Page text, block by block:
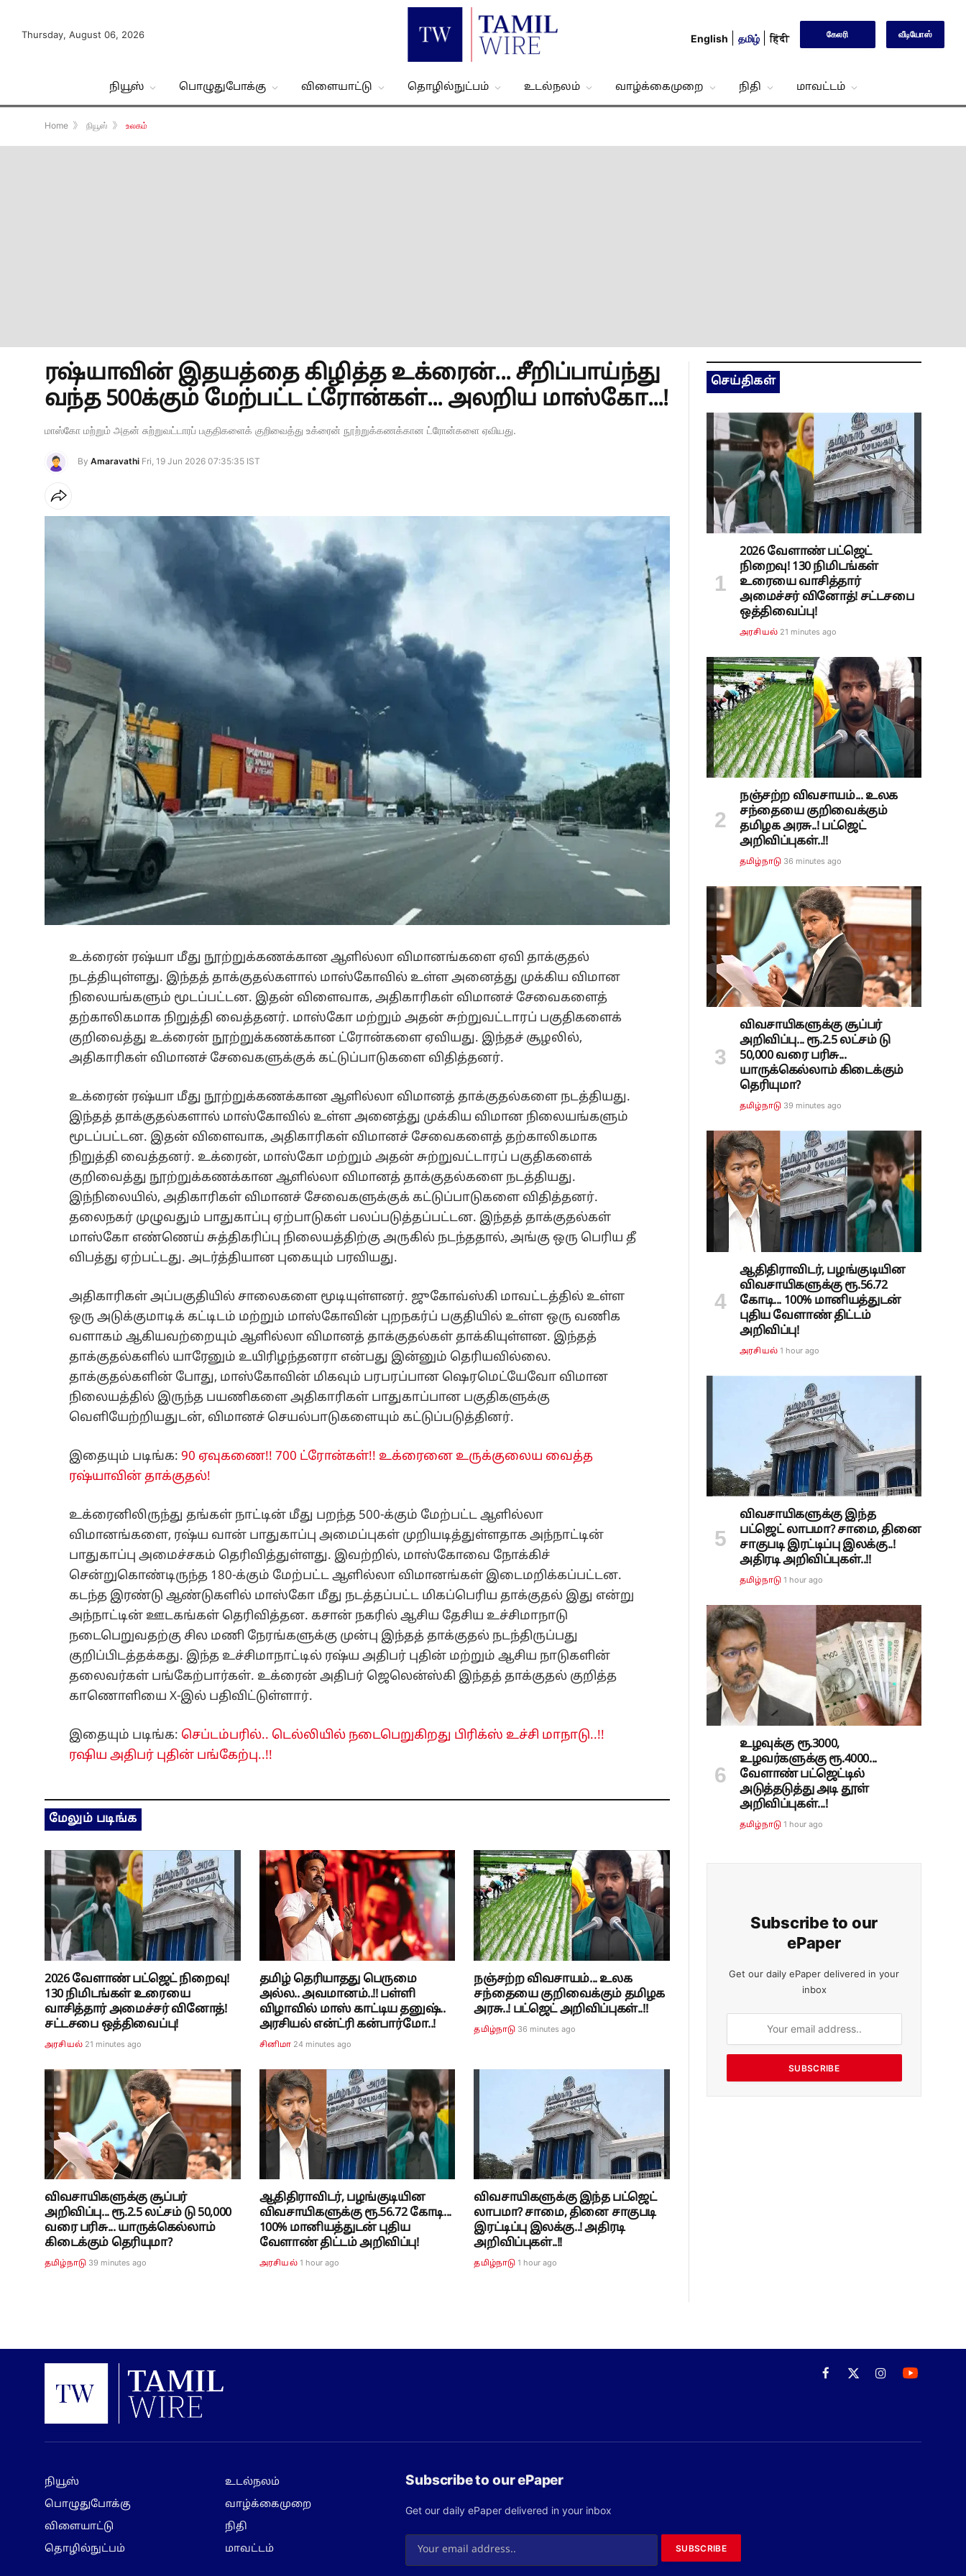
Thursday, August 06, 2026 English தமிழ் हिंदी கேலரி வீடியோஸ்
நியூஸ் பொழுதுபோக்கு விளையாட்டு தொழில்நுட்பம் உடல்நலம் வாழ்க்கைமுறை நிதி மாவட்டம்
Home 》 நியூஸ் 》 உலகம்
ரஷ்யாவின் இதயத்தை கிழித்த உக்ரைன்... சீறிப்பாய்ந்து
வந்த 500க்கும் மேற்பட்ட ட்ரோன்கள்... அலறிய மாஸ்கோ...!
மாஸ்கோ மற்றும் அதன் சுற்றுவட்டாரப் பகுதிகளைக் குறிவைத்து உக்ரைன் நூற்றுக்கணக்கான ட்ரோன்களை ஏவியது.
By Amaravathi Fri, 19 Jun 2026 07:35:35 IST
உக்ரைன் ரஷ்யா மீது நூற்றுக்கணக்கான ஆளில்லா விமானங்களை ஏவி தாக்குதல்
நடத்தியுள்ளது. இந்தத் தாக்குதல்களால் மாஸ்கோவில் உள்ள அனைத்து முக்கிய விமான
நிலையங்களும் மூடப்பட்டன. இதன் விளைவாக, அதிகாரிகள் விமானச் சேவைகளைத்
தற்காலிகமாக நிறுத்தி வைத்தனர். மாஸ்கோ மற்றும் அதன் சுற்றுவட்டாரப் பகுதிகளைக்
குறிவைத்து உக்ரைன் நூற்றுக்கணக்கான ட்ரோன்களை ஏவியது. இந்தச் சூழலில்,
அதிகாரிகள் விமானச் சேவைகளுக்குக் கட்டுப்பாடுகளை விதித்தனர்.
உக்ரைன் ரஷ்யா மீது நூற்றுக்கணக்கான ஆளில்லா விமானத் தாக்குதல்களை நடத்தியது.
இந்தத் தாக்குதல்களால் மாஸ்கோவில் உள்ள அனைத்து முக்கிய விமான நிலையங்களும்
மூடப்பட்டன. இதன் விளைவாக, அதிகாரிகள் விமானச் சேவைகளைத் தற்காலிகமாக
நிறுத்தி வைத்தனர். உக்ரைன், மாஸ்கோ மற்றும் அதன் சுற்றுவட்டாரப் பகுதிகளைக்
குறிவைத்து நூற்றுக்கணக்கான ஆளில்லா விமானத் தாக்குதல்களை நடத்தியது.
இந்நிலையில், அதிகாரிகள் விமானச் சேவைகளுக்குக் கட்டுப்பாடுகளை விதித்தனர்.
தலைநகர் முழுவதும் பாதுகாப்பு ஏற்பாடுகள் பலப்படுத்தப்பட்டன. இந்தத் தாக்குதல்கள்
மாஸ்கோ எண்ணெய் சுத்திகரிப்பு நிலையத்திற்கு அருகில் நடந்ததால், அங்கு ஒரு பெரிய தீ
விபத்து ஏற்பட்டது. அடர்த்தியான புகையும் பரவியது.
அதிகாரிகள் அப்பகுதியில் சாலைகளை மூடியுள்ளனர். ஜுகோவ்ஸ்கி மாவட்டத்தில் உள்ள
ஒரு அடுக்குமாடிக் கட்டிடம் மற்றும் மாஸ்கோவின் புறநகர்ப் பகுதியில் உள்ள ஒரு வணிக
வளாகம் ஆகியவற்றையும் ஆளில்லா விமானத் தாக்குதல்கள் தாக்கியுள்ளன. இந்தத்
தாக்குதல்களில் யாரேனும் உயிரிழந்தனரா என்பது இன்னும் தெரியவில்லை.
தாக்குதல்களின் போது, ​​மாஸ்கோவின் மிகவும் பரபரப்பான ஷெரமெட்யேவோ விமான
நிலையத்தில் இருந்த பயணிகளை அதிகாரிகள் பாதுகாப்பான பகுதிகளுக்கு
வெளியேற்றியதுடன், விமானச் செயல்பாடுகளையும் கட்டுப்படுத்தினர்.
இதையும் படிங்க:90 ஏவுகணை!! 700 ட்ரோன்கள்!! உக்ரைனை உருக்குலைய வைத்த
ரஷ்யாவின் தாக்குதல்!
உக்ரைனிலிருந்து தங்கள் நாட்டின் மீது பறந்த 500-க்கும் மேற்பட்ட ஆளில்லா
விமானங்களை, ரஷ்ய வான் பாதுகாப்பு அமைப்புகள் முறியடித்துள்ளதாக அந்நாட்டின்
பாதுகாப்பு அமைச்சகம் தெரிவித்துள்ளது. இவற்றில், மாஸ்கோவை நோக்கிச்
சென்றுகொண்டிருந்த 180-க்கும் மேற்பட்ட ஆளில்லா விமானங்கள் இடைமறிக்கப்பட்டன.
கடந்த இரண்டு ஆண்டுகளில் மாஸ்கோ மீது நடத்தப்பட்ட மிகப்பெரிய தாக்குதல் இது என்று
அந்நாட்டின் ஊடகங்கள் தெரிவித்தன. கசான் நகரில் ஆசிய தேசிய உச்சிமாநாடு
நடைபெறுவதற்கு சில மணி நேரங்களுக்கு முன்பு இந்தத் தாக்குதல் நடந்திருப்பது
குறிப்பிடத்தக்கது. இந்த உச்சிமாநாட்டில் ரஷ்ய அதிபர் புதின் மற்றும் ஆசிய நாடுகளின்
தலைவர்கள் பங்கேற்பார்கள். உக்ரைன் அதிபர் ஜெலென்ஸ்கி இந்தத் தாக்குதல் குறித்த
காணொளியை X-இல் பதிவிட்டுள்ளார்.
இதையும் படிங்க: செப்டம்பரில்.. டெல்லியில் நடைபெறுகிறது பிரிக்ஸ் உச்சி மாநாடு..!!
ரஷிய அதிபர் புதின் பங்கேற்பு..!!
மேலும் படிங்க
2026 வேளாண் பட்ஜெட் நிறைவு!
130 நிமிடங்கள் உரையை
வாசித்தார் அமைச்சர் வினோத்!
சட்டசபை ஒத்திவைப்பு!
அரசியல் 21 minutes ago
தமிழ் தெரியாதது பெருமை
அல்ல.. அவமானம்..!! பள்ளி
விழாவில் மாஸ் காட்டிய தனுஷ்..
அரசியல் என்ட்ரி கன்பார்மோ..!
சினிமா 24 minutes ago
நஞ்சற்ற விவசாயம்... உலக
சந்தையை குறிவைக்கும் தமிழக
அரசு..! பட்ஜெட் அறிவிப்புகள்..!!
தமிழ்நாடு 36 minutes ago
விவசாயிகளுக்கு சூப்பர்
அறிவிப்பு... ரூ.2.5 லட்சம் டு 50,000
வரை பரிசு... யாருக்கெல்லாம்
கிடைக்கும் தெரியுமா?
தமிழ்நாடு 39 minutes ago
ஆதிதிராவிடர், பழங்குடியின
விவசாயிகளுக்கு ரூ.56.72 கோடி...
100% மானியத்துடன் புதிய
வேளாண் திட்டம் அறிவிப்பு!
அரசியல் 1 hour ago
விவசாயிகளுக்கு இந்த பட்ஜெட்
லாபமா? சாமை, தினை சாகுபடி
இரட்டிப்பு இலக்கு..! அதிரடி
அறிவிப்புகள்..!!
தமிழ்நாடு 1 hour ago
செய்திகள்
2026 வேளாண் பட்ஜெட்
நிறைவு! 130 நிமிடங்கள்
உரையை வாசித்தார்
அமைச்சர் வினோத்! சட்டசபை
ஒத்திவைப்பு!
அரசியல் 21 minutes ago
நஞ்சற்ற விவசாயம்... உலக
சந்தையை குறிவைக்கும்
தமிழக அரசு..! பட்ஜெட்
அறிவிப்புகள்..!!
தமிழ்நாடு 36 minutes ago
விவசாயிகளுக்கு சூப்பர்
அறிவிப்பு... ரூ.2.5 லட்சம் டு
50,000 வரை பரிசு...
யாருக்கெல்லாம் கிடைக்கும்
தெரியுமா?
தமிழ்நாடு 39 minutes ago
ஆதிதிராவிடர், பழங்குடியின
விவசாயிகளுக்கு ரூ.56.72
கோடி... 100% மானியத்துடன்
புதிய வேளாண் திட்டம்
அறிவிப்பு!
அரசியல் 1 hour ago
விவசாயிகளுக்கு இந்த
பட்ஜெட் லாபமா? சாமை, தினை
சாகுபடி இரட்டிப்பு இலக்கு..!
அதிரடி அறிவிப்புகள்..!!
தமிழ்நாடு 1 hour ago
உழவுக்கு ரூ.3000,
உழவர்களுக்கு ரூ.4000...
வேளாண் பட்ஜெட்டில்
அடுத்தடுத்து அடி தூள்
அறிவிப்புகள்...!
தமிழ்நாடு 1 hour ago
Subscribe to our
ePaper
Get our daily ePaper delivered in your
inbox
SUBSCRIBE
Facebook
X
Instagram
நியூஸ்
பொழுதுபோக்கு
விளையாட்டு
தொழில்நுட்பம்
உடல்நலம்
வாழ்க்கைமுறை
நிதி
மாவட்டம்
Subscribe to our ePaper
Get our daily ePaper delivered in your inbox
SUBSCRIBE